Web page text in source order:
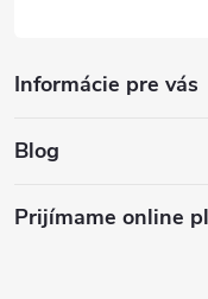
Informácie pre vás
Blog
Prijímame online